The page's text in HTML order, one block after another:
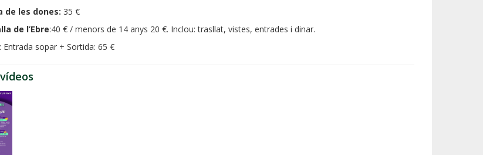
de les dones: 35 €
de l’Ebre:40 € / menors de 14 anys 20 €. Inclou: trasllat, vistes, entrades i dinar.
: Entrada sopar + Sortida: 65 €